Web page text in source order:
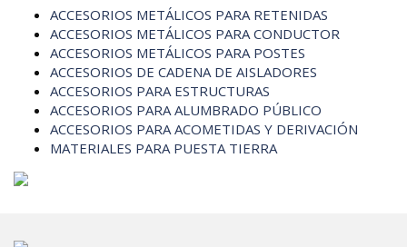
ACCESORIOS METÁLICOS PARA RETENIDAS
ACCESORIOS METÁLICOS PARA CONDUCTOR
ACCESORIOS METÁLICOS PARA POSTES
ACCESORIOS DE CADENA DE AISLADORES
ACCESORIOS PARA ESTRUCTURAS
ACCESORIOS PARA ALUMBRADO PÚBLICO
ACCESORIOS PARA ACOMETIDAS Y DERIVACIÓN
MATERIALES PARA PUESTA TIERRA